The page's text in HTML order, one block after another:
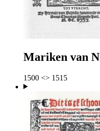
Mariken van
1500 <> 1515